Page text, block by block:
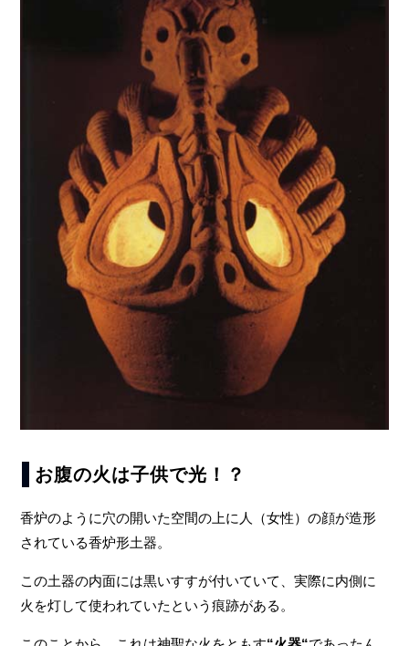
お腹の火は子供で光！？
香炉のように穴の開いた空間の上に人（女性）の顔が造形
されている香炉形土器。
この土器の内面には黒いすすが付いていて、実際に内側に
火を灯して使われていたという痕跡がある。